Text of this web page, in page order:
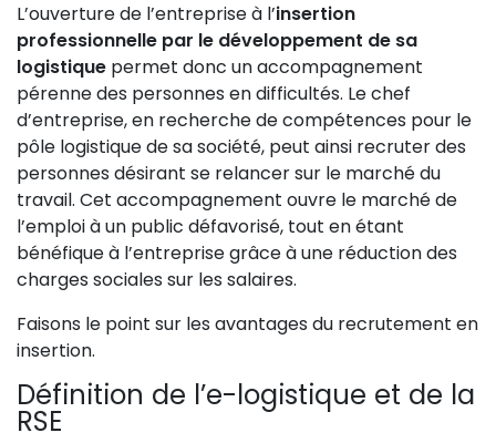
L’ouverture de l’entreprise à l’insertion
professionnelle par le développement de sa
logistique permet donc un accompagnement
pérenne des personnes en difficultés. Le chef
d’entreprise, en recherche de compétences pour le
pôle logistique de sa société, peut ainsi recruter des
personnes désirant se relancer sur le marché du
travail. Cet accompagnement ouvre le marché de
l’emploi à un public défavorisé, tout en étant
bénéfique à l’entreprise grâce à une réduction des
charges sociales sur les salaires.
Faisons le point sur les avantages du recrutement en
insertion.
Définition de l’e-logistique et de la
RSE